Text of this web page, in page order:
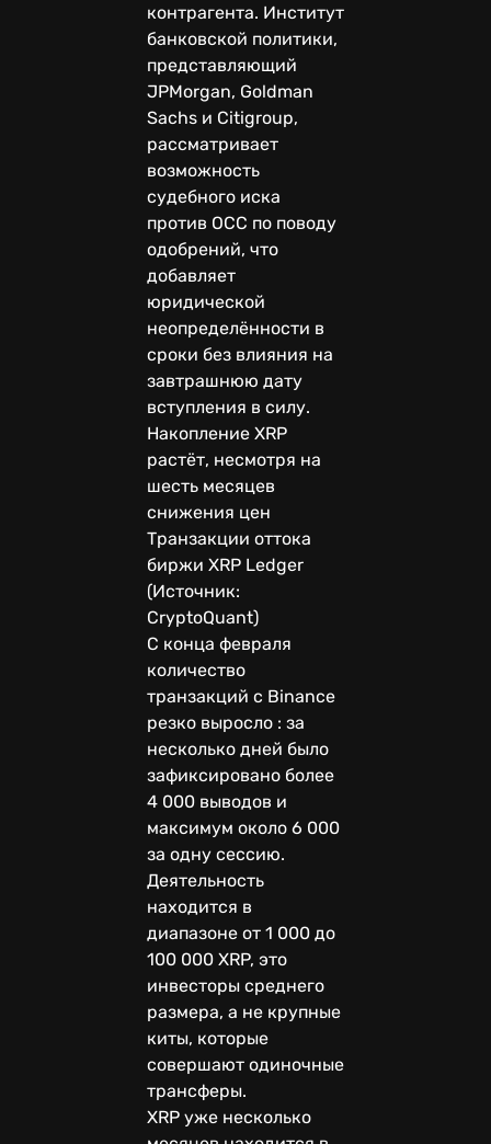
контрагента. Институт
банковской политики,
представляющий
JPMorgan, Goldman
Sachs и Citigroup,
рассматривает
возможность
судебного иска
против OCC по поводу
одобрений, что
добавляет
юридической
неопределённости в
сроки без влияния на
завтрашнюю дату
вступления в силу.
Накопление XRP
растёт, несмотря на
шесть месяцев
снижения цен
Транзакции оттока
биржи XRP Ledger
(Источник:
CryptoQuant)
С конца февраля
количество
транзакций с Binance
резко выросло : за
несколько дней было
зафиксировано более
4 000 выводов и
максимум около 6 000
за одну сессию.
Деятельность
находится в
диапазоне от 1 000 до
100 000 XRP, это
инвесторы среднего
размера, а не крупные
киты, которые
совершают одиночные
трансферы.
XRP уже несколько